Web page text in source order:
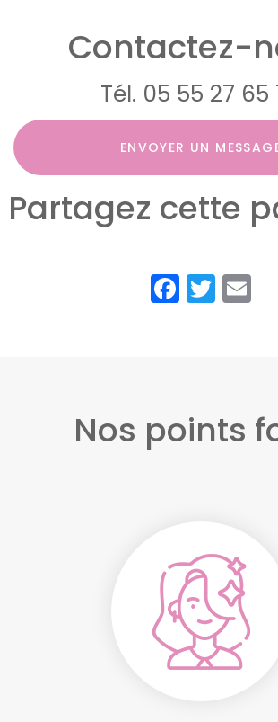
Contactez-
Tél. 05 55 27 65
ENVOYER UN
Partagez cette
Nos points